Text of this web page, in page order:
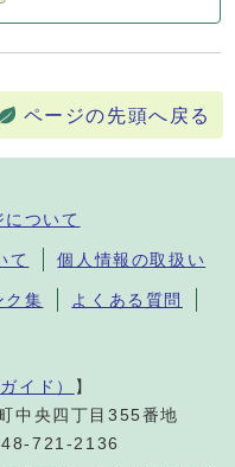
ページの先頭へ戻る
ついて
て 個人情報の取扱い
ク集 よくある質問
イド） 】
中央四丁目355番地
721-2136